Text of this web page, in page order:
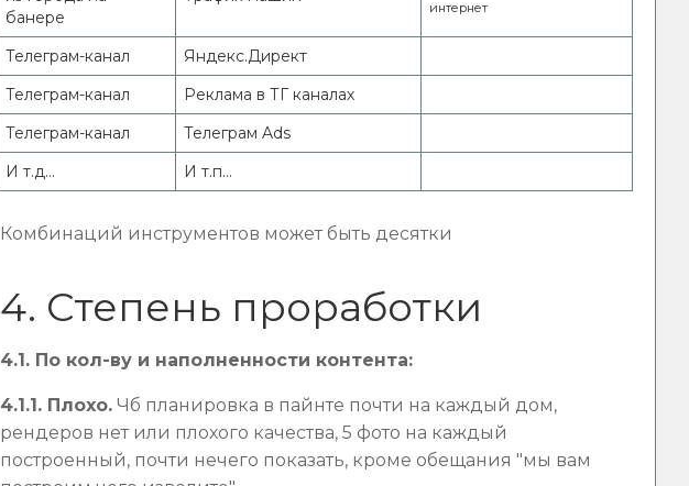
банере
интернет
Телеграм-канал
Яндекс.Директ
Телеграм-канал
Реклама в ТГ каналах
Телеграм-канал
Телеграм Ads
И т.д...
И т.п...
Комбинаций инструментов может быть десятки
4. Степень проработки
4.1. По кол-ву и наполненности контента:
4.1.1. Плохо. Чб планировка в пайнте почти на каждый дом,
рендеров нет или плохого качества, 5 фото на каждый
построенный, почти нечего показать, кроме обещания "мы вам